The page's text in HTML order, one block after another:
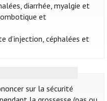
diarrhée, myalgie et
et
d’injection, céphalées et
sur la sécurité